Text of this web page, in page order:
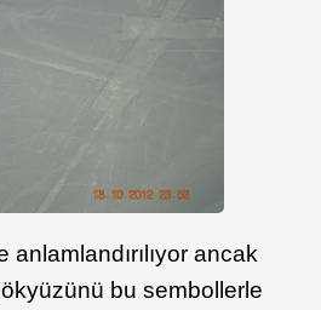
anlamlandırılıyor ancak
bu sembollerle